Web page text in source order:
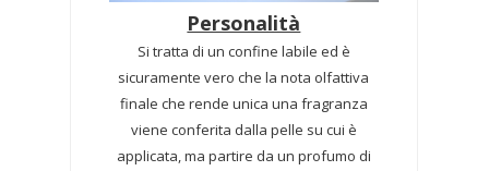
Personalità
Si tratta di un confine labile ed è
sicuramente vero che la nota olfattiva
finale che rende unica una fragranza
viene conferita dalla pelle su cui è
applicata, ma partire da un profumo di